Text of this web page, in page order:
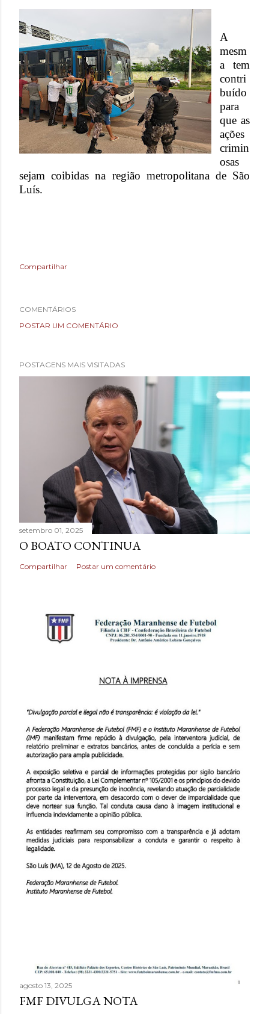
A
mesm
a tem
contri
buído
para
que as
ações
crimin
osas
sejam coibidas na região metropolitana de São
Luís.
Compartilhar
COMENTÁRIOS
POSTAR UM COMENTÁRIO
POSTAGENS MAIS VISITADAS
setembro 01, 2025
O BOATO CONTINUA
Compartilhar Postar um comentário
agosto 13, 2025
FMF DIVULGA NOTA